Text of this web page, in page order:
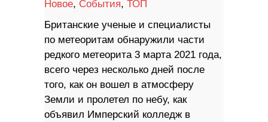
Новое, События, ТОП
Британские ученые и специалисты
по метеоритам обнаружили части
редкого метеорита 3 марта 2021 года,
всего через несколько дней после
того, как он вошел в атмосферу
Земли и пролетел по небу, как
объявил Имперский колледж в